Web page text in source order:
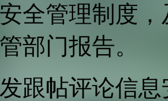
全管理制度
部门报告。
发跟帖评论信